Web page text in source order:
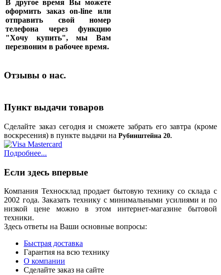
В другое время Вы можете
оформить заказ on-line или
отправить свой номер
телефона через функцию
"Хочу купить", мы Вам
перезвоним в рабочее время.
Отзывы о нас.
Пункт выдачи товаров
Сделайте заказ сегодня и сможете забрать его завтра (кроме
воскресения) в пункте выдачи на Рубинштейна 20.
Подробнее...
Если здесь впервые
Компания Техносклад продает бытовую технику со склада с
2002 года. Заказать технику с минимальными усилиями и по
низкой цене можно в этом интернет-магазине бытовой
техники.
Здесь ответы на Ваши основные вопросы:
Быстрая доставка
Гарантия на всю технику
О компании
Сделайте заказ на сайте